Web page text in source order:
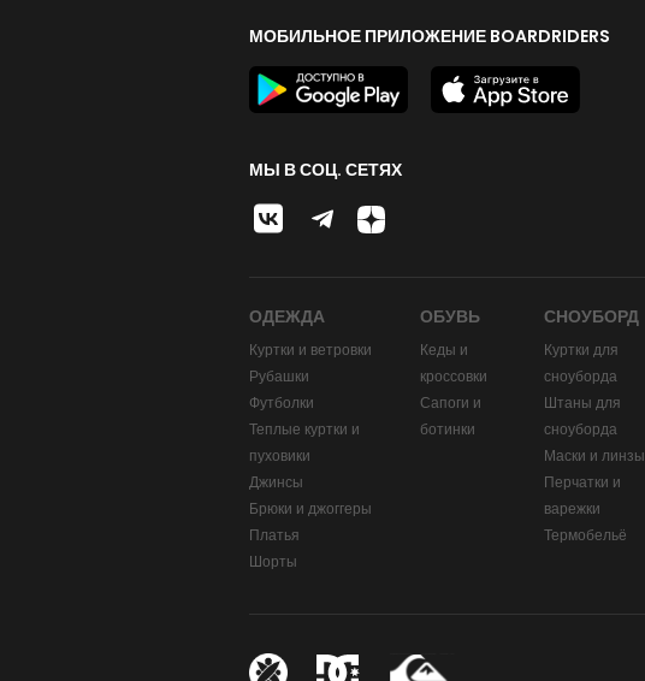
МОБИЛЬНОЕ ПРИЛОЖЕНИЕ BOARDRIDERS
МЫ В СОЦ. СЕТЯХ
ОДЕЖДА
Куртки и ветровки
Рубашки
Футболки
Теплые куртки и
пуховики
Джинсы
Брюки и джоггеры
Платья
Шорты
ОБУВЬ
Кеды и
кроссовки
Сапоги и
ботинки
СНОУБОРД
Куртки для
сноуборда
Штаны для
сноуборда
Маски и линзы
Перчатки и
варежки
Термобельё